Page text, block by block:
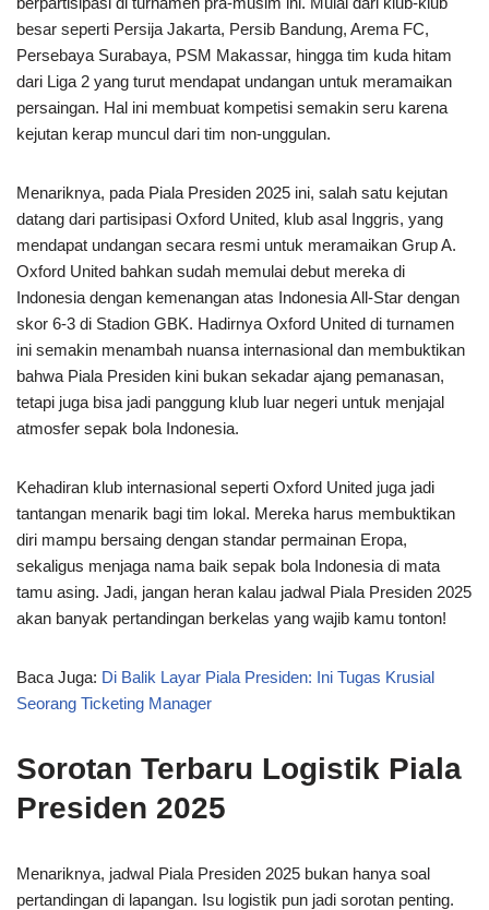
besar seperti Persija Jakarta, Persib Bandung, Arema FC,
Persebaya Surabaya, PSM Makassar, hingga tim kuda hitam
dari Liga 2 yang turut mendapat undangan untuk meramaikan
persaingan. Hal ini membuat kompetisi semakin seru karena
kejutan kerap muncul dari tim non-unggulan.
Menariknya, pada Piala Presiden 2025 ini, salah satu kejutan
datang dari partisipasi Oxford United, klub asal Inggris, yang
mendapat undangan secara resmi untuk meramaikan Grup A.
Oxford United bahkan sudah memulai debut mereka di
Indonesia dengan kemenangan atas Indonesia All-Star dengan
skor 6-3 di Stadion GBK. Hadirnya Oxford United di turnamen
ini semakin menambah nuansa internasional dan membuktikan
bahwa Piala Presiden kini bukan sekadar ajang pemanasan,
tetapi juga bisa jadi panggung klub luar negeri untuk menjajal
atmosfer sepak bola Indonesia.
Kehadiran klub internasional seperti Oxford United juga jadi
tantangan menarik bagi tim lokal. Mereka harus membuktikan
diri mampu bersaing dengan standar permainan Eropa,
sekaligus menjaga nama baik sepak bola Indonesia di mata
tamu asing. Jadi, jangan heran kalau jadwal Piala Presiden 2025
akan banyak pertandingan berkelas yang wajib kamu tonton!
Baca Juga: Di Balik Layar Piala Presiden: Ini Tugas Krusial
Seorang Ticketing Manager
Sorotan Terbaru Logistik Piala
Presiden 2025
Menariknya, jadwal Piala Presiden 2025 bukan hanya soal
pertandingan di lapangan. Isu logistik pun jadi sorotan penting.